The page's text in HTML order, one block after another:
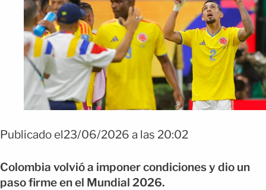
Publicado el23/06/2026 a las 20:02
Colombia volvió a imponer condiciones y dio un
paso firme en el Mundial 2026.